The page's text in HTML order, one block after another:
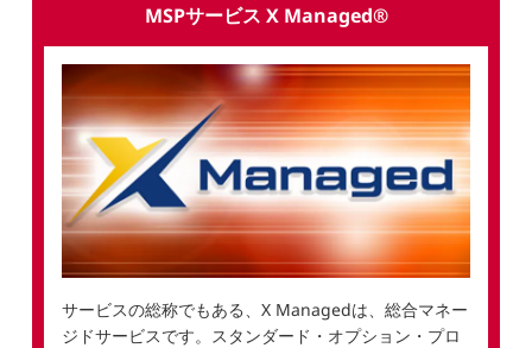
MSPサービス X Managed®
サービスの総称でもある、X Managedは、総合マネー
ジドサービスです。スタンダード・オプション・プロ